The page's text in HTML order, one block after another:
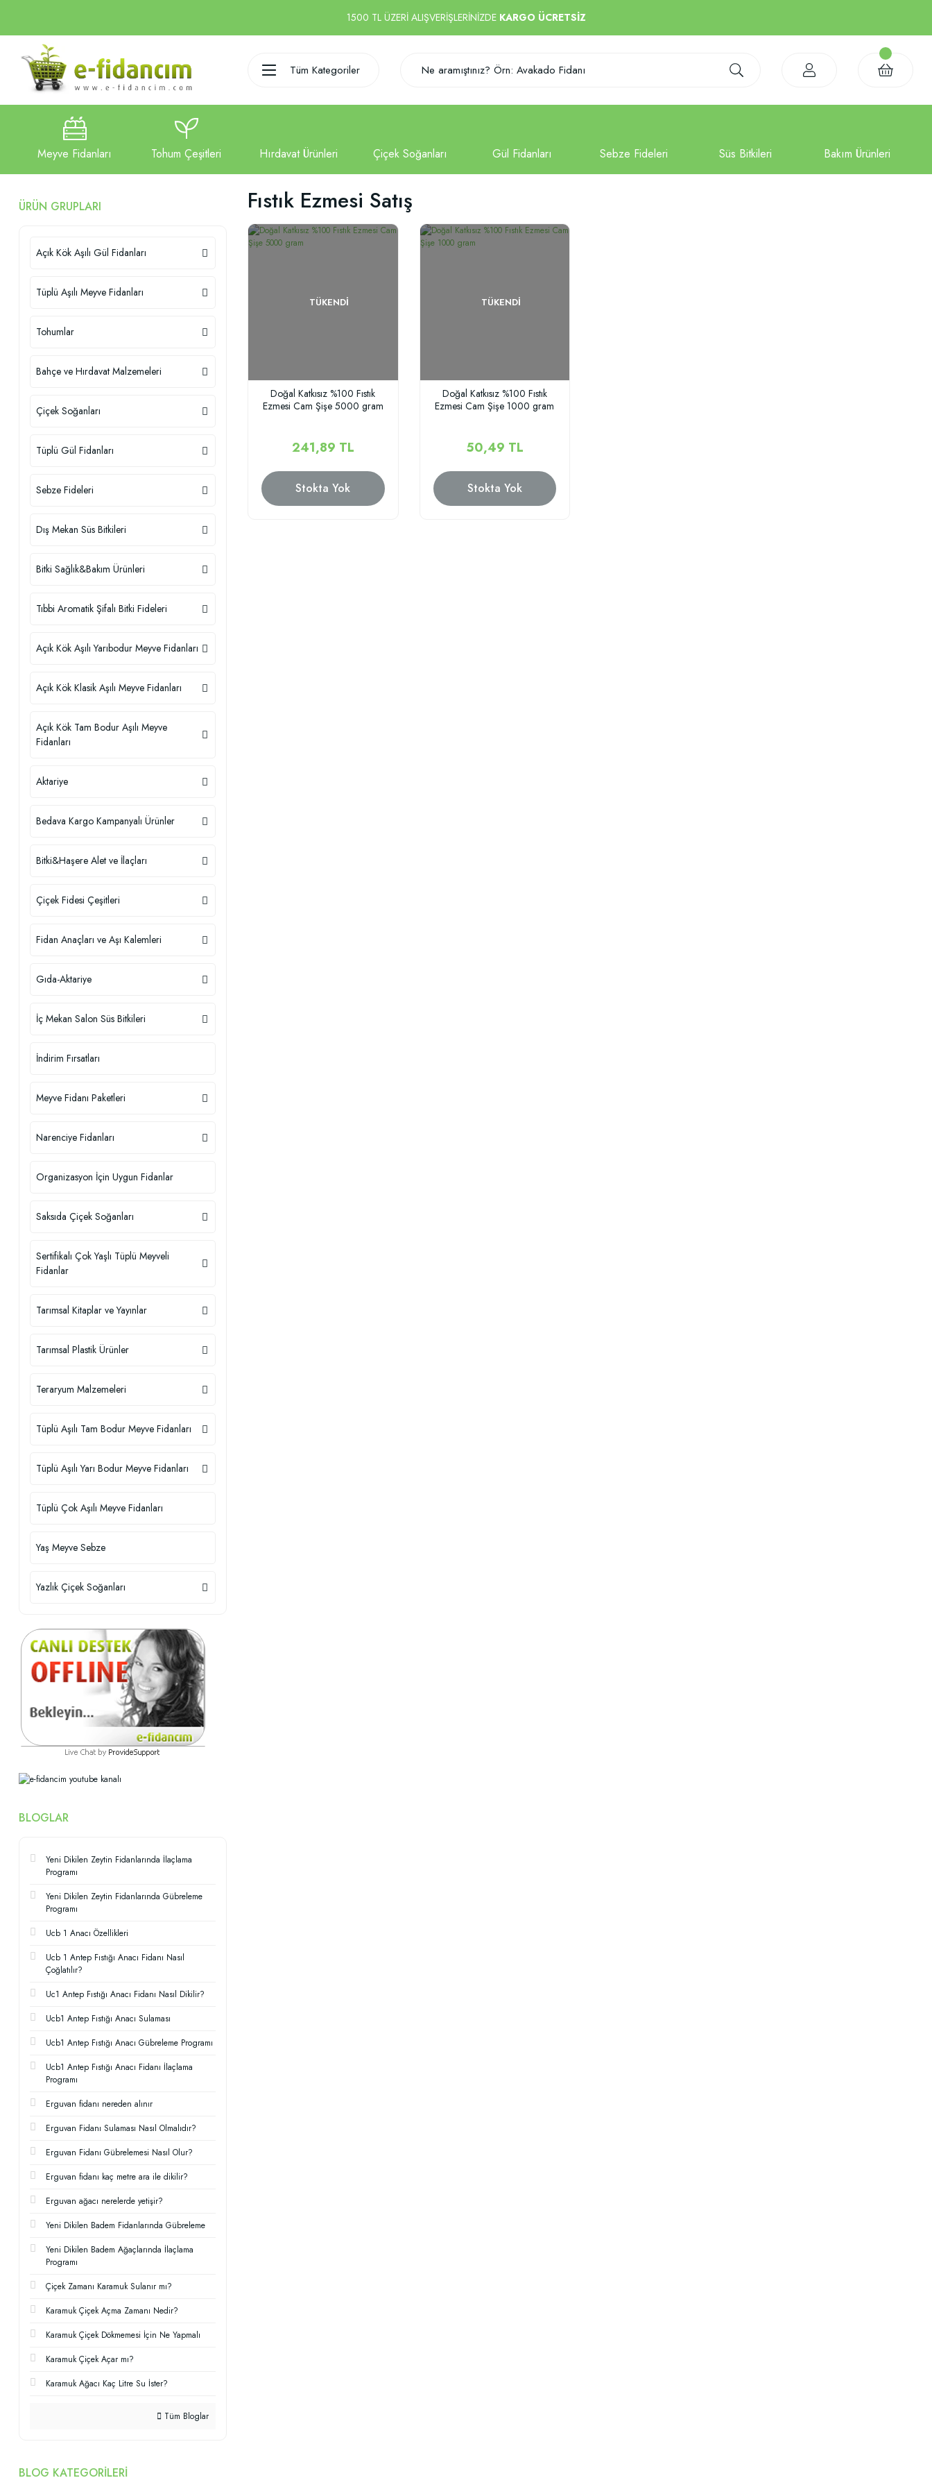
1500 TL ÜZERİ ALIŞVERİŞLERİNİZDE KARGO ÜCRETSİZ
Tüm Kategoriler
ÜRÜN GRUPLARI
Açık Kök Aşılı Gül Fidanları
Tüplü Aşılı Meyve Fidanları
Tohumlar
Bahçe ve Hırdavat Malzemeleri
Çiçek Soğanları
Tüplü Gül Fidanları
Sebze Fideleri
Dış Mekan Süs Bitkileri
Bitki Sağlık&Bakım Ürünleri
Tıbbi Aromatik Şifalı Bitki Fideleri
Açık Kök Aşılı Yarıbodur Meyve Fidanları
Açık Kök Klasik Aşılı Meyve Fidanları
Açık Kök Tam Bodur Aşılı Meyve
Fidanları
Aktariye
Bedava Kargo Kampanyalı Ürünler
Bitki&Haşere Alet ve İlaçları
Çiçek Fidesi Çeşitleri
Fidan Anaçları ve Aşı Kalemleri
Gıda-Aktariye
İç Mekan Salon Süs Bitkileri
İndirim Fırsatları
Meyve Fidanı Paketleri
Narenciye Fidanları
Organizasyon İçin Uygun Fidanlar
Saksıda Çiçek Soğanları
Sertifikalı Çok Yaşlı Tüplü Meyveli
Fidanlar
Tarımsal Kitaplar ve Yayınlar
Tarımsal Plastik Ürünler
Teraryum Malzemeleri
Tüplü Aşılı Tam Bodur Meyve Fidanları
Tüplü Aşılı Yarı Bodur Meyve Fidanları
Tüplü Çok Aşılı Meyve Fidanları
Yaş Meyve Sebze
Yazlık Çiçek Soğanları
BLOGLAR
Yeni Dikilen Zeytin Fidanlarında İlaçlama
Programı
Yeni Dikilen Zeytin Fidanlarında Gübreleme
Programı
Ucb 1 Anacı Özellikleri
Ucb 1 Antep Fıstığı Anacı Fidanı Nasıl
Çoğlatılır?
Uc1 Antep Fıstığı Anacı Fidanı Nasıl Dikilir?
Ucb1 Antep Fıstığı Anacı Sulaması
Ucb1 Antep Fıstığı Anacı Gübreleme Programı
Ucb1 Antep Fıstığı Anacı Fidanı İlaçlama
Programı
Erguvan fidanı nereden alınır
Erguvan Fidanı Sulaması Nasıl Olmalıdır?
Erguvan Fidanı Gübrelemesi Nasıl Olur?
Erguvan fidanı kaç metre ara ile dikilir?
Erguvan ağacı nerelerde yetişir?
Yeni Dikilen Badem Fidanlarında Gübreleme
Yeni Dikilen Badem Ağaçlarında İlaçlama
Programı
Çiçek Zamanı Karamuk Sulanır mı?
Karamuk Çiçek Açma Zamanı Nedir?
Karamuk Çiçek Dökmemesi İçin Ne Yapmalı
Karamuk Çiçek Açar mı?
Karamuk Ağacı Kaç Litre Su İster?
Tüm Bloglar
BLOG KATEGORILERI
Fıstık Ezmesi Satış
TÜKENDI
Doğal Katkısız %100 Fıstık
Ezmesi Cam Şişe 5000 gram
241,89 TL
Stokta Yok
TÜKENDI
Doğal Katkısız %100 Fıstık
Ezmesi Cam Şişe 1000 gram
50,49 TL
Stokta Yok